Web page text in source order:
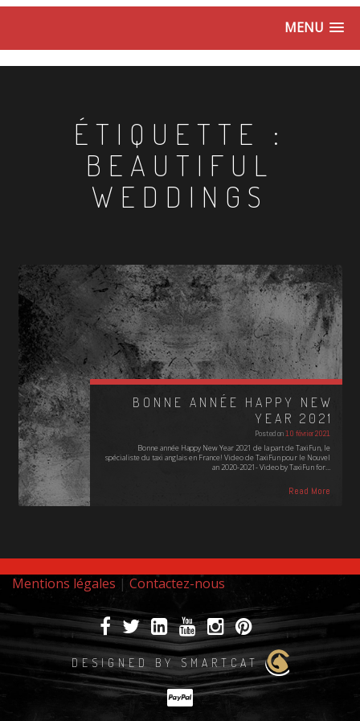
MENU
ÉTIQUETTE :
BEAUTIFUL
WEDDINGS
BONNE ANNÉE HAPPY NEW
YEAR 2021
Posted on10 février 2021
Bonne année Happy New Year 2021 de la part de TaxiFun, le
spécialiste du taxi anglais en France! Video de TaxiFun pour le Nouvel
an 2020-2021- Video by TaxiFun for…
Read More
Mentions légales | Contactez-nous
DESIGNED BY SMARTCAT